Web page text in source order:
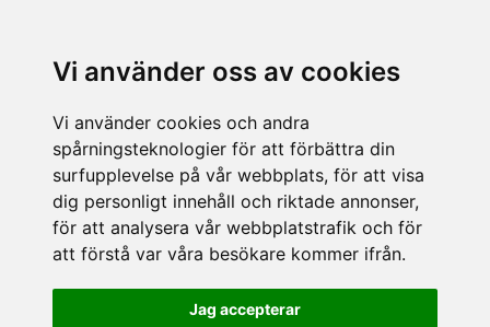
Vi använder oss av cookies
Vi använder cookies och andra
spårningsteknologier för att förbättra din
surfupplevelse på vår webbplats, för att visa
dig personligt innehåll och riktade annonser,
för att analysera vår webbplatstrafik och för
att förstå var våra besökare kommer ifrån.
Jag accepterar